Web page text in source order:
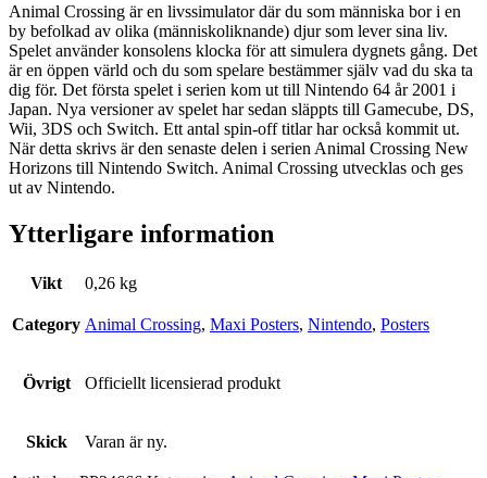
Animal Crossing är en livssimulator där du som människa bor i en
by befolkad av olika (människoliknande) djur som lever sina liv.
Spelet använder konsolens klocka för att simulera dygnets gång. Det
är en öppen värld och du som spelare bestämmer själv vad du ska ta
dig för. Det första spelet i serien kom ut till Nintendo 64 år 2001 i
Japan. Nya versioner av spelet har sedan släppts till Gamecube, DS,
Wii, 3DS och Switch. Ett antal spin-off titlar har också kommit ut.
När detta skrivs är den senaste delen i serien Animal Crossing New
Horizons till Nintendo Switch. Animal Crossing utvecklas och ges
ut av Nintendo.
Ytterligare information
Vikt 0,26 kg
Category Animal Crossing, Maxi Posters, Nintendo, Posters
Övrigt Officiellt licensierad produkt
Skick Varan är ny.